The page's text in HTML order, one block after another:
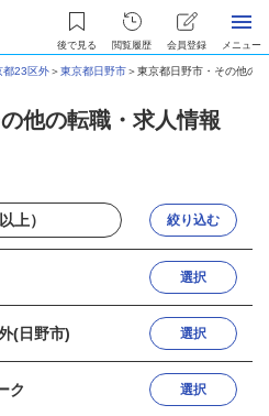
後で見る 閲覧履歴 会員登録 メニュー
都23区外＞東京都日野市＞東京都日野市・その他の
他の転職・求人情報
絞り込む
選択
(日野市) 選択
ク 選択